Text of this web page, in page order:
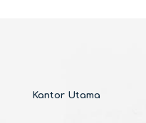
Kantor Utama